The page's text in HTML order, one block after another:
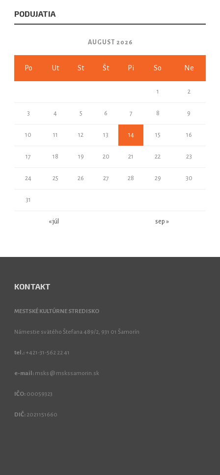
PODUJATIA
AUGUST 2026
Po Ut St Št Pi So Ne
1 2
3 4 5 6 7 8 9
10 11 12 13 14 15 16
17 18 19 20 21 22 23
24 25 26 27 28 29 30
31
« júl sep »
KONTAKT
MESTSKÉ KULTÚRNE STREDISKO
Námestie svätého Štefana 489/2, 931 01 Šamorín
tel.: +421-31-562 22 41
e-mail: msks @ mskssamorin.sk
IČO: 00059323
DIČ: 2021151660